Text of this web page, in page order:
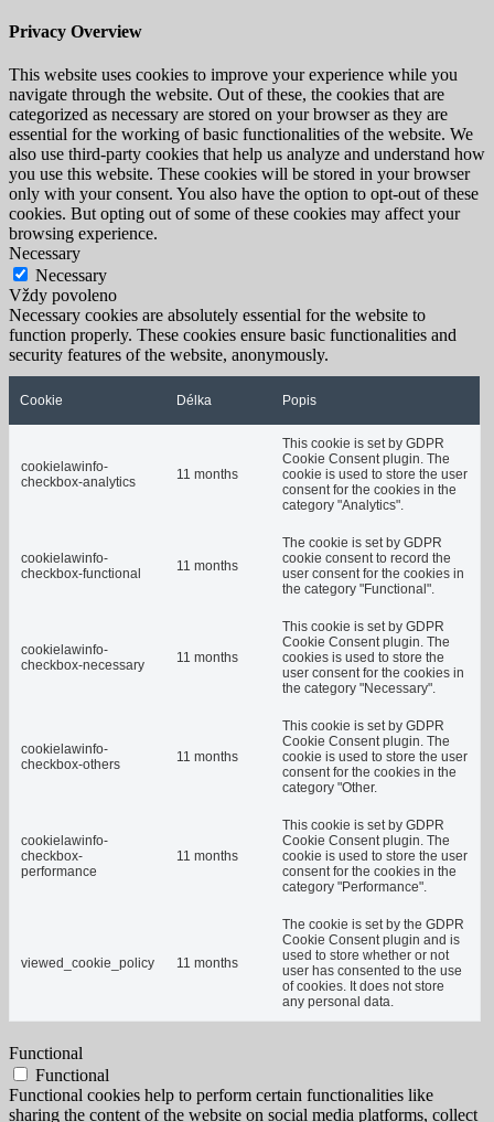
Privacy Overview
This website uses cookies to improve your experience while you
navigate through the website. Out of these, the cookies that are
categorized as necessary are stored on your browser as they are
essential for the working of basic functionalities of the website. We
also use third-party cookies that help us analyze and understand how
you use this website. These cookies will be stored in your browser
only with your consent. You also have the option to opt-out of these
cookies. But opting out of some of these cookies may affect your
browsing experience.
Necessary
Necessary
Vždy povoleno
Necessary cookies are absolutely essential for the website to
function properly. These cookies ensure basic functionalities and
security features of the website, anonymously.
Cookie Délka Popis
cookielawinfo-
checkbox-analytics
11 months
This cookie is set by GDPR
Cookie Consent plugin. The
cookie is used to store the user
consent for the cookies in the
category "Analytics".
cookielawinfo-
checkbox-functional
11 months
The cookie is set by GDPR
cookie consent to record the
user consent for the cookies in
the category "Functional".
cookielawinfo-
checkbox-necessary
11 months
This cookie is set by GDPR
Cookie Consent plugin. The
cookies is used to store the
user consent for the cookies in
the category "Necessary".
cookielawinfo-
checkbox-others
11 months
This cookie is set by GDPR
Cookie Consent plugin. The
cookie is used to store the user
consent for the cookies in the
category "Other.
cookielawinfo-
checkbox-
performance
11 months
This cookie is set by GDPR
Cookie Consent plugin. The
cookie is used to store the user
consent for the cookies in the
category "Performance".
viewed_cookie_policy 11 months
The cookie is set by the GDPR
Cookie Consent plugin and is
used to store whether or not
user has consented to the use
of cookies. It does not store
any personal data.
Functional
Functional
Functional cookies help to perform certain functionalities like
sharing the content of the website on social media platforms, collect